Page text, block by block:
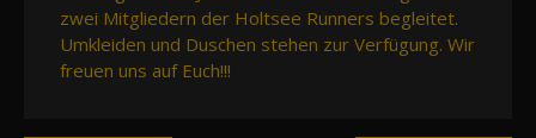
zwei Mitgliedern der Holtsee Runners begleitet.
Umkleiden und Duschen stehen zur Verfügung. Wir
freuen uns auf Euch!!!